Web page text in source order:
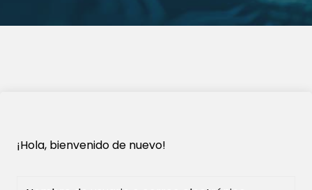
¡Hola, bienvenido de nuevo!